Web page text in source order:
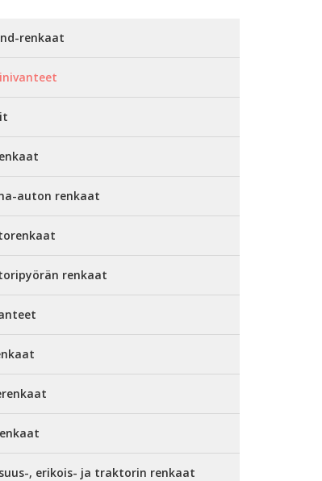
renkaat
auton renkaat
renkaat
, erikois- ja traktorin renkaat